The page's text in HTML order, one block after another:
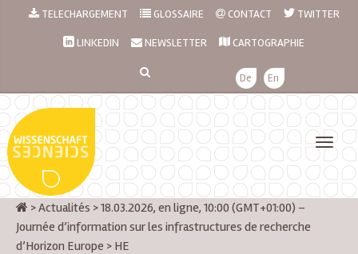
TELECHARGEMENT GLOSSAIRE CONTACT TWITTER
LINKEDIN NEWSLETTER CARTOGRAPHIE
De En
>Actualités >18.03.2026, en ligne, 10:00 (GMT+01:00) –
Journée d’information sur les infrastructures de recherche
d’Horizon Europe > HE